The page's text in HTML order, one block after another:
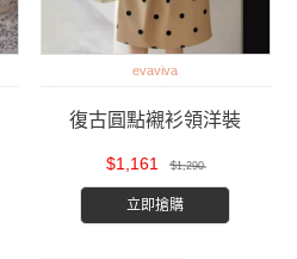
evaviva
復古圓點襯衫領洋裝
$1,161 $1,290
立即搶購